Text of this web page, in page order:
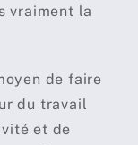
vraiment la
de faire
du travail
et de